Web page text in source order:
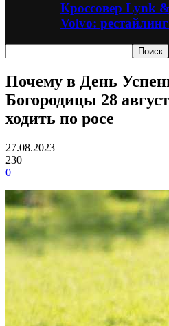
Кроссовер Lynk
Volvo:
Почему в День
Богородицы 28
ходить по росе
27.08.2023
230
0